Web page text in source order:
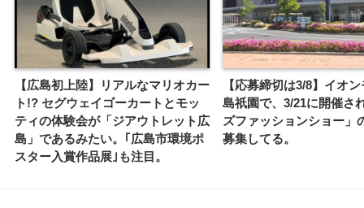
【広島初上陸】リアルなマリオカー
ト!? セグウェイゴーカートとモッ
ティの体験会が「ジアウトレット広
島」であるみたい。｢広島市環境ポ
スター入賞作品展｣も注目。
【応募締切は3/8】イオ
島祇園で、3/21に開催さ
ズファッションショー」
募集してる。